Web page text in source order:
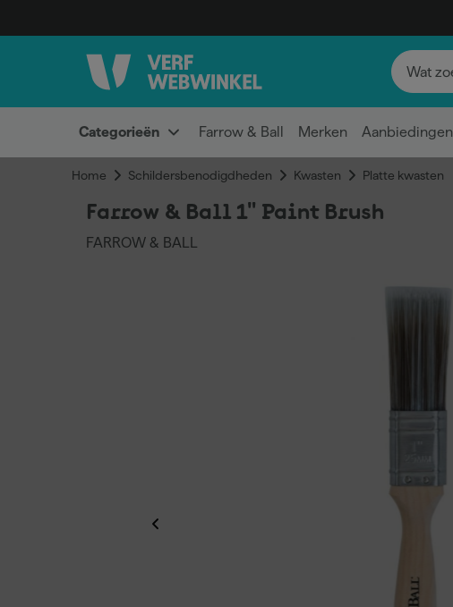
Categorieën Farrow & Ball Merken Aanbiedingen
Home Schildersbenodigdheden Kwasten Platte kwasten
Farrow & Ball 1" Paint Brush
FARROW & BALL